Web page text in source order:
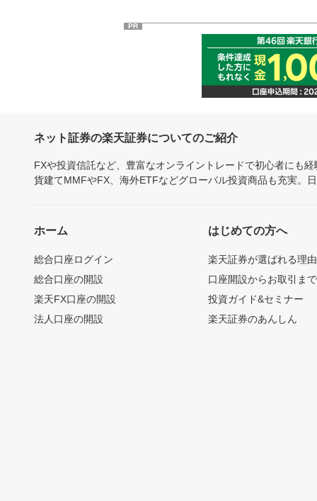
PR
ネット証券の楽天証券についてのご紹介
FXや投資信託など、豊富なオンライントレードで初心者にも
貨建てMMFやFX、海外ETFなどグローバル投資商品も充実。
ホーム
総合口座ログイン
総合口座の開設
楽天FX口座の開設
法人口座の開設
はじめての方へ
楽天証券が選ばれる理由
口座開設からお取引ま
投資ガイド&セミナー
楽天証券のあんしん